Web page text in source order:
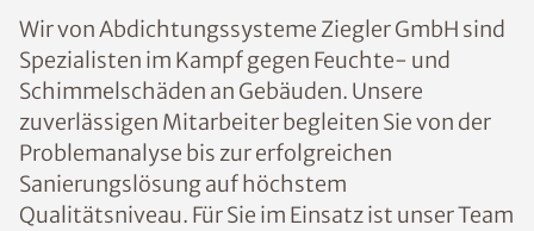
Wir von Abdichtungssysteme Ziegler GmbH sind
Spezialisten im Kampf gegen Feuchte- und
Schimmelschäden an Gebäuden. Unsere
zuverlässigen Mitarbeiter begleiten Sie von der
Problemanalyse bis zur erfolgreichen
Sanierungslösung auf höchstem
Qualitätsniveau. Für Sie im Einsatz ist unser Team